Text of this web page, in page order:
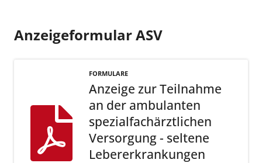
Anzeigeformular ASV
FORMULARE
Anzeige zur Teilnahme
an der ambulanten
spezialfachärztlichen
Versorgung - seltene
Lebererkrankungen